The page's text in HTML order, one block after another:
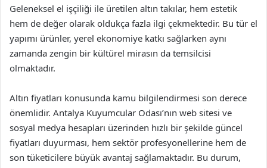
Geleneksel el işçiliği ile üretilen altın takılar, hem estetik
hem de değer olarak oldukça fazla ilgi çekmektedir. Bu tür el
yapımı ürünler, yerel ekonomiye katkı sağlarken aynı
zamanda zengin bir kültürel mirasın da temsilcisi
olmaktadır.
Altın fiyatları konusunda kamu bilgilendirmesi son derece
önemlidir. Antalya Kuyumcular Odası’nın web sitesi ve
sosyal medya hesapları üzerinden hızlı bir şekilde güncel
fiyatları duyurması, hem sektör profesyonellerine hem de
son tüketicilere büyük avantaj sağlamaktadır. Bu durum,